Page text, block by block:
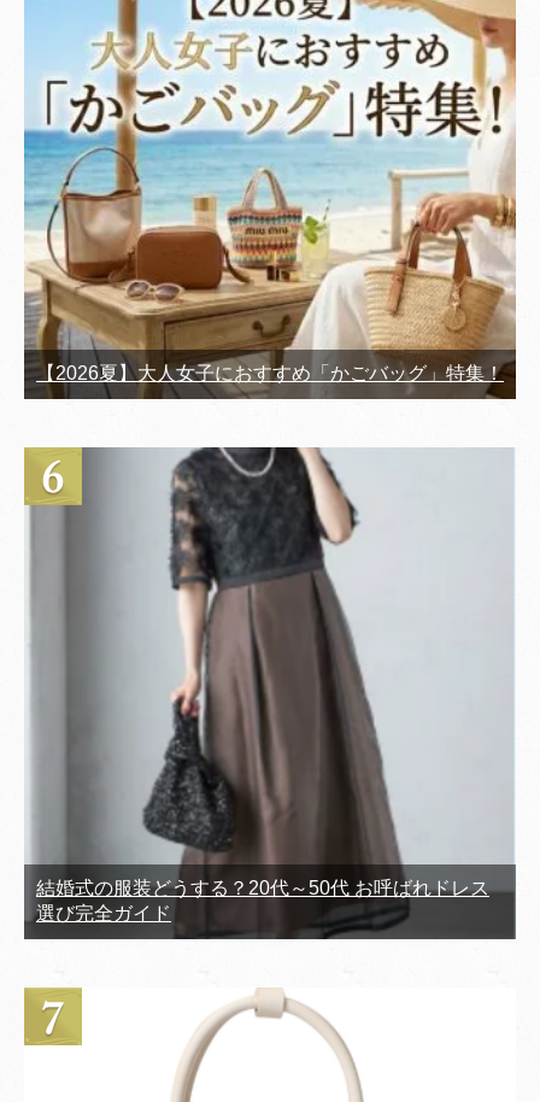
【2026夏】大人女子におすすめ「かごバッグ」特集！
結婚式の服装どうする？20代～50代 お呼ばれドレス
選び完全ガイド